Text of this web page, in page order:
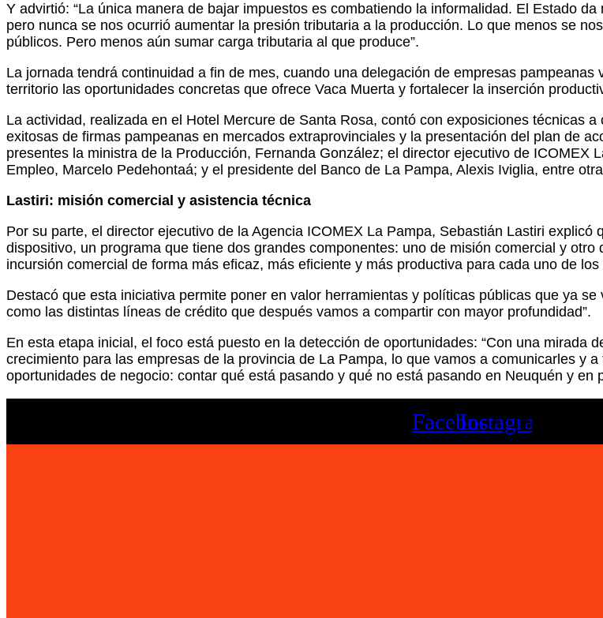
Y advirtió: “La única manera de bajar impuestos es combatiendo la informalidad. El Estado
pero nunca se nos ocurrió aumentar la presión tributaria a la producción. Lo que menos se
públicos. Pero menos aún sumar carga tributaria al que produce”.
La jornada tendrá continuidad a fin de mes, cuando una delegación de empresas
territorio las oportunidades concretas que ofrece Vaca Muerta y fortalecer la inserción
La actividad, realizada en el Hotel Mercure de Santa Rosa, contó con exposiciones técnicas
exitosas de firmas pampeanas en mercados extraprovinciales y la presentación del plan de
presentes la ministra de la Producción, Fernanda González; el director ejecutivo de ICOMEX
Empleo, Marcelo Pedehontaá; y el presidente del Banco de La Pampa, Alexis Iviglia, entre
Lastiri: misión comercial y asistencia técnica
Por su parte, el director ejecutivo de la Agencia ICOMEX La Pampa, Sebastián Lastiri
dispositivo, un programa que tiene dos grandes componentes: uno de misión comercial y
incursión comercial de forma más eficaz, más eficiente y más productiva para cada uno de los
Destacó que esta iniciativa permite poner en valor herramientas y políticas públicas que ya
como las distintas líneas de crédito que después vamos a compartir con mayor profundidad”.
En esta etapa inicial, el foco está puesto en la detección de oportunidades: “Con una mirada
crecimiento para las empresas de la provincia de La Pampa, lo que vamos a comunicarles y
oportunidades de negocio: contar qué está pasando y qué no está pasando en Neuquén y en
Facebook
InstagramYoutube